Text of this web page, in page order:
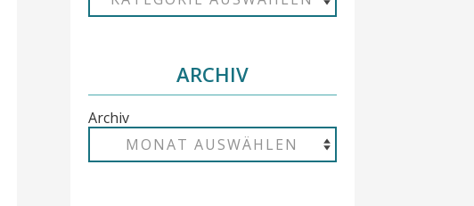
ARCHIV
Archiv